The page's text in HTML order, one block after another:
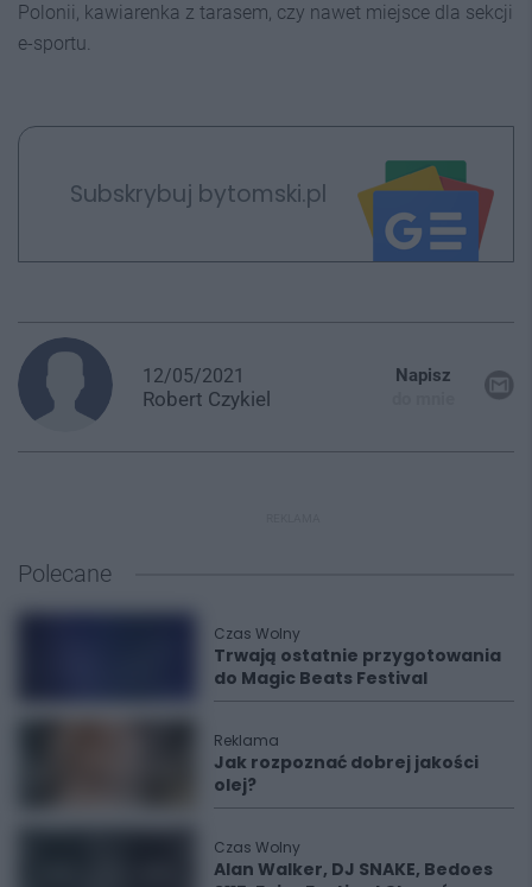
Polonii, kawiarenka z tarasem, czy nawet miejsce dla sekcji
e-sportu.
Subskrybuj bytomski.pl
12/05/2021
Robert Czykiel
Napisz
Polecane
Czas Wolny
Trwają ostatnie przygotowania
do Magic Beats Festival
Reklama
Jak rozpoznać dobrej jakości
olej?
Czas Wolny
Alan Walker, DJ SNAKE, Bedoes